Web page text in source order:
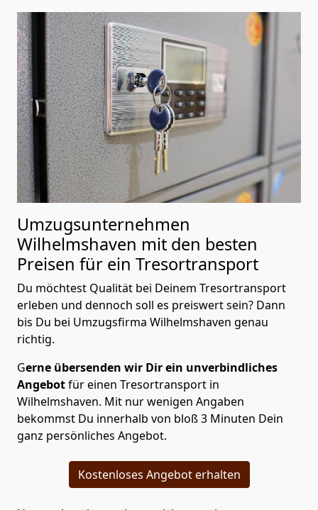
Umzugsunternehmen
Wilhelmshaven mit den besten
Preisen für ein Tresortransport
Du möchtest Qualität bei Deinem Tresortransport
erleben und dennoch soll es preiswert sein? Dann
bis Du bei Umzugsfirma Wilhelmshaven genau
richtig.
Gerne übersenden wir Dir ein unverbindliches
Angebotfür einen Tresortransport in
Wilhelmshaven. Mit nur wenigen Angaben
bekommst Du innerhalb von bloß 3 Minuten Dein
ganz persönliches Angebot.
Kostenloses Angebot erhalten